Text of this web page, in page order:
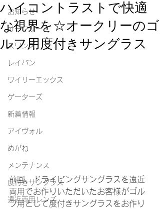
お知らせ
オークリー
スワンズ
レイバン
ワイリーエックス
ゲーターズ
新着情報
アイヴォル
めがね
メンテナンス
度付きサングラス
遠近両用レンズ
ハイコントラストで快適
な視界を☆オークリーのゴ
ルフ用度付きサングラス
前回、ドライビングサングラスを遠近
両用でお作りいただいたお客様がゴル
フ用として度付きサングラスをお作り